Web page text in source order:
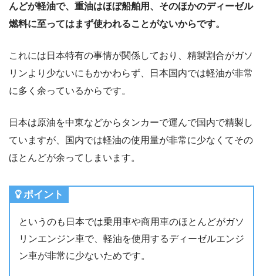
んどが軽油で、重油はほぼ船舶用、そのほかのディーゼル
燃料に至ってはまず使われることがないからです。
これには日本特有の事情が関係しており、精製割合がガソ
リンより少ないにもかかわらず、日本国内では軽油が非常
に多く余っているからです。
日本は原油を中東などからタンカーで運んで国内で精製し
ていますが、国内では軽油の使用量が非常に少なくてその
ほとんどが余ってしまいます。
ポイント
というのも日本では乗用車や商用車のほとんどがガソ
リンエンジン車で、軽油を使用するディーゼルエンジ
ン車が非常に少ないためです。